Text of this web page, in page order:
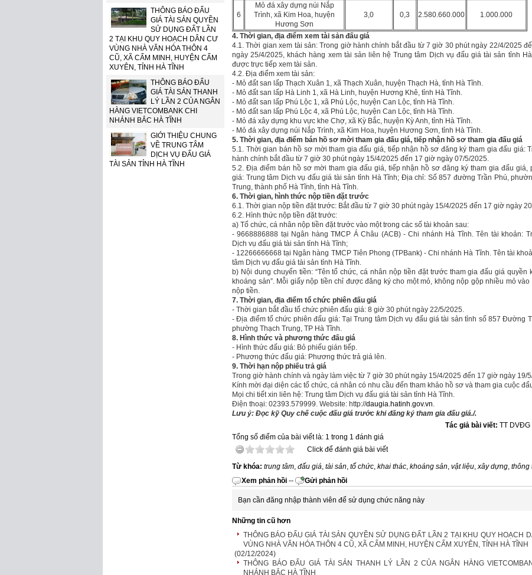
THÔNG BÁO ĐẤU
GIÁ TÀI SẢN QUYỀN
SỬ DỤNG ĐẤT LẦN
2 TẠI KHU QUY HOẠCH DÂN CƯ
VÙNG NHÀ VĂN HÓA THÔN 4
CŨ, XÃ CẨM MINH, HUYỆN CẨM
XUYÊN, TỈNH HÀ TĨNH
THÔNG BÁO ĐẤU
GIÁ TÀI SẢN THANH
LÝ LẦN 2 CỦA NGÂN
HÀNG VIETCOMBANK CHI
NHÁNH BẮC HÀ TĨNH
GIỚI THIỆU CHUNG
VỀ TRUNG TÂM
DỊCH VỤ ĐẤU GIÁ
TÀI SẢN TỈNH HÀ TĨNH
6
Mỏ đá xây dựng núi Nắp
Trình, xã Kim Hoa, huyện
Hương Sơn
3,0 0,3 2.580.660.000 1.000.000
4. Thời gian, địa điểm xem tài sản đấu giá
4.1. Thời gian xem tài sản: Trong giờ hành chính bắt đầu từ 7 giờ 30 phút ngày 22/4/2025
ngày 25/4/2025, khách hàng xem tài sản liên hệ Trung tâm Dịch vụ đấu giá tài sản tỉnh
được trực tiếp xem tài sản.
4.2. Địa điểm xem tài sản:
- Mỏ đất san lấp Thạch Xuân 1, xã Thạch Xuân, huyện Thạch Hà, tỉnh Hà Tĩnh.
- Mỏ đất san lấp Hà Linh 1, xã Hà Linh, huyện Hương Khê, tỉnh Hà Tĩnh.
- Mỏ đất san lấp Phú Lộc 1, xã Phú Lộc, huyện Can Lộc, tỉnh Hà Tĩnh.
- Mỏ đất san lấp Phú Lộc 4, xã Phú Lộc, huyện Can Lộc, tỉnh Hà Tĩnh.
- Mỏ đá xây dựng khu vực khe Chợ, xã Kỳ Bắc, huyện Kỳ Anh, tỉnh Hà Tĩnh.
- Mỏ đá xây dựng núi Nắp Trình, xã Kim Hoa, huyện Hương Sơn, tỉnh Hà Tĩnh.
5. Thời gian, địa điểm bán hồ sơ mời tham gia đấu giá, tiếp nhận hồ sơ tham gia đấu giá
5.1. Thời gian bán hồ sơ mời tham gia đấu giá, tiếp nhận hồ sơ đăng ký tham gia đấu giá:
hành chính bắt đầu từ 7 giờ 30 phút ngày 15/4/2025 đến 17 giờ ngày 07/5/2025.
5.2. Địa điểm bán hồ sơ mời tham gia đấu giá, tiếp nhận hồ sơ đăng ký tham gia đấu giá,
giá: Trung tâm Dịch vụ đấu giá tài sản tỉnh Hà Tĩnh; Địa chỉ: Số 857 đường Trần Phú,
Trung, thành phố Hà Tĩnh, tỉnh Hà Tĩnh.
6. Thời gian, hình thức nộp tiền đặt trước
6.1. Thời gian nộp tiền đặt trước: Bắt đầu từ 7 giờ 30 phút ngày 15/4/2025 đến 17 giờ ngày
6.2. Hình thức nộp tiền đặt trước:
a) Tổ chức, cá nhân nộp tiền đặt trước vào một trong các số tài khoản sau:
- 9668886888 tại Ngân hàng TMCP Á Châu (ACB) - Chi nhánh Hà Tĩnh. Tên tài khoản:
Dịch vụ đấu giá tài sản tỉnh Hà Tĩnh;
- 12266666668 tại Ngân hàng TMCP Tiên Phong (TPBank) - Chi nhánh Hà Tĩnh. Tên tài
tâm Dịch vụ đấu giá tài sản tỉnh Hà Tĩnh.
b) Nội dung chuyển tiền: “Tên tổ chức, cá nhân nộp tiền đặt trước tham gia đấu giá quyền
khoáng sản”. Mỗi giấy nộp tiền chỉ được đăng ký cho một mỏ, không nộp gộp nhiều mỏ vào
nộp tiền.
7. Thời gian, địa điểm tổ chức phiên đấu giá
- Thời gian bắt đầu tổ chức phiên đấu giá: 8 giờ 30 phút ngày 22/5/2025.
- Địa điểm tổ chức phiên đấu giá: Tại Trung tâm Dịch vụ đấu giá tài sản tỉnh số 857 Đường
phường Thạch Trung, TP Hà Tĩnh.
8. Hình thức và phương thức đấu giá
- Hình thức đấu giá: Bỏ phiếu gián tiếp.
- Phương thức đấu giá: Phương thức trả giá lên.
9. Thời hạn nộp phiếu trả giá
Trong giờ hành chính và ngày làm việc từ 7 giờ 30 phút ngày 15/4/2025 đến 17 giờ ngày 19/
Kính mời đại diện các tổ chức, cá nhân có nhu cầu đến tham khảo hồ sơ và tham gia cuộc
Mọi chi tiết xin liên hệ: Trung tâm Dịch vụ đấu giá tài sản tỉnh Hà Tĩnh.
Điện thoại: 02393.579999. Website: http://daugia.hatinh.gov.vn.
Lưu ý: Đọc kỹ Quy chế cuộc đấu giá trước khi đăng ký tham gia đấu giá./.
Tác giả bài viết: TT DVĐG
Tổng số điểm của bài viết là: 1 trong 1 đánh giá
Click để đánh giá bài viết
Từ khóa: trung tâm, đấu giá, tài sản, tổ chức, khai thác, khoáng sản, vật liệu,xây dựng, thông
Xem phản hồi -- Gửi phản hồi
Bạn cần đăng nhập thành viên để sử dụng chức năng này
Những tin cũ hơn
THÔNG BÁO ĐẤU GIÁ TÀI SẢN QUYỀN SỬ DỤNG ĐẤT LẦN 2 TẠI KHU QUY HOẠCH
VÙNG NHÀ VĂN HÓA THÔN 4 CŨ, XÃ CẨM MINH, HUYỆN CẨM XUYÊN, TỈNH HÀ TĨNH
(02/12/2024)
THÔNG BÁO ĐẤU GIÁ TÀI SẢN THANH LÝ LẦN 2 CỦA NGÂN HÀNG
NHÁNH BẮC HÀ TĨNH